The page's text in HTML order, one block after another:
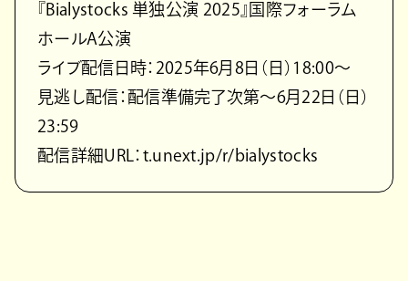
『Bialystocks 単独公演 2025』国際フォーラム
ホールA公演
ライブ配信日時：2025年6月8日（日）18:00～
見逃し配信：配信準備完了次第～6月22日（日）
23:59
配信詳細URL：t.unext.jp/r/bialystocks